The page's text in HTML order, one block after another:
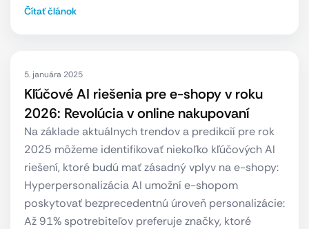
Čítať článok
5. januára 2025
Kľúčové AI riešenia pre e-shopy v roku
2026: Revolúcia v online nakupovaní
Na základe aktuálnych trendov a predikcií pre rok
2025 môžeme identifikovať niekoľko kľúčových AI
riešení, ktoré budú mať zásadný vplyv na e-shopy:
Hyperpersonalizácia AI umožní e-shopom
poskytovať bezprecedentnú úroveň personalizácie:
Až 91% spotrebiteľov preferuje značky, ktoré